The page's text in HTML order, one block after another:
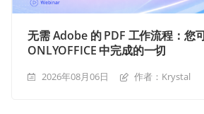
无需 Adobe 的 PDF 工作流程：您
ONLYOFFICE 中完成的一切
2026年08月06日 作者：Krystal